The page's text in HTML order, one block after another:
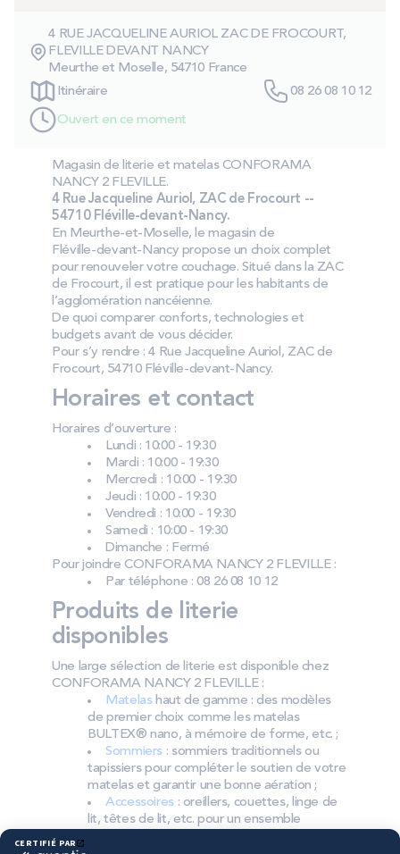
Technologie bultex
Nos engagements
Storelocator
ContactMon compte
4 RUE JACQUELINE AURIOL ZAC DE FROCOURT,
FLEVILLE DEVANT NANCY
Meurthe et Moselle, 54710 France
Itinéraire
08 26 08 10 12
Ouvert en ce moment
Magasin de literie et matelas CONFORAMA
NANCY 2 FLEVILLE.
4 Rue Jacqueline Auriol, ZAC de Frocourt --
54710 Fléville‑devant‑Nancy.
En Meurthe‑et‑Moselle, le magasin de
Fléville‑devant‑Nancy propose un choix complet
pour renouveler votre couchage. Situé dans la ZAC
de Frocourt, il est pratique pour les habitants de
l’agglomération nancéienne.
De quoi comparer conforts, technologies et
budgets avant de vous décider.
Pour s’y rendre : 4 Rue Jacqueline Auriol, ZAC de
Frocourt, 54710 Fléville‑devant‑Nancy.
Horaires et contact
Horaires d’ouverture :
Lundi : 10:00 - 19:30
Mardi : 10:00 - 19:30
Mercredi : 10:00 - 19:30
Jeudi : 10:00 - 19:30
Vendredi : 10:00 - 19:30
Samedi : 10:00 - 19:30
Dimanche : Fermé
Pour joindre CONFORAMA NANCY 2 FLEVILLE :
Par téléphone : 08 26 08 10 12
Produits de literie
disponibles
Une large sélection de literie est disponible chez
CONFORAMA NANCY 2 FLEVILLE :
Matelashaut de gamme : des modèles
de premier choix comme les matelas
BULTEX® nano, à mémoire de forme, etc. ;
Sommiers : sommiers traditionnels ou
tapissiers pour compléter le soutien de votre
matelas et garantir une bonne aération ;
Accessoires: oreillers, couettes, linge de
lit, têtes de lit, etc. pour un ensemble